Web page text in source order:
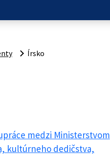
Írsko
medzi Ministerstvom
kultúrneho dedičstva,